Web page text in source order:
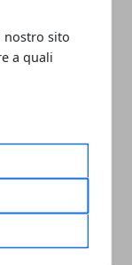
nostro sito
a quali